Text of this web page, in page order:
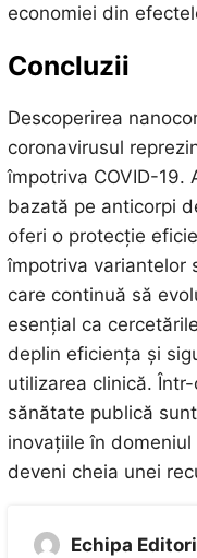
economiei din
Concluzii
Descoperirea
coronavirusul
împotriva COVID-19.
bazată pe anticorpi
oferi o protecție
împotriva variantelor
care continuă să
esențial ca
deplin eficiența și
utilizarea clinică.
sănătate publică
inovațiile în
deveni cheia unei
Echipa